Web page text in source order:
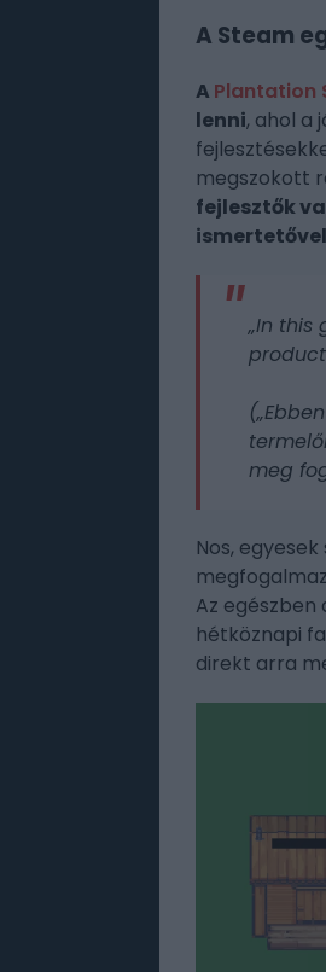
A Steam
A Plantation
lenni, ahol a
megszokott
fejlesztők
ismertetővel
„In this
meg
Nos,
Az
hétköznapi
direkt arra